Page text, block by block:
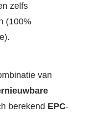
zelfs
(100%
van
berekend EPC-